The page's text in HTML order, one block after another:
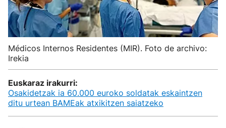
Médicos Internos Residentes (MIR). Foto de archivo:
Irekia
Euskaraz irakurri:
Osakidetzak ia 60.000 euroko soldatak eskaintzen
ditu urtean BAMEak atxikitzen saiatzeko